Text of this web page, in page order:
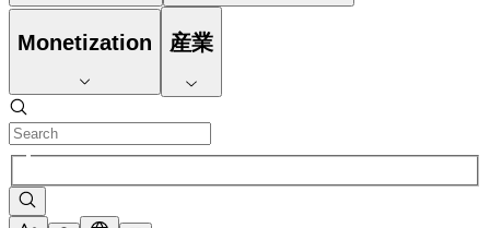
Monetization 産業